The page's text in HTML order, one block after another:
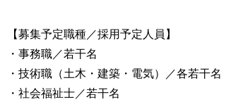
【募集予定職種／採用予定人員】
・事務職／若干名
・技術職（土木・建築・電気）／各若干名
・社会福祉士／若干名